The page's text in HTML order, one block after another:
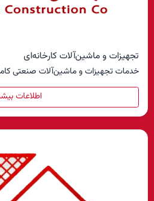
تجهیزات و ماشین‌آلات کارخانه‌ای
خدمات تجهیزات و ماشین‌آلات صنعتی
اطلاعات